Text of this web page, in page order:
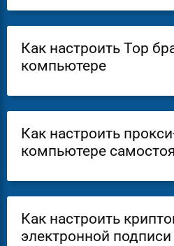
Как настроить Тор
компьютере
Как настроить
компьютере
Как настроить
электронной подписи